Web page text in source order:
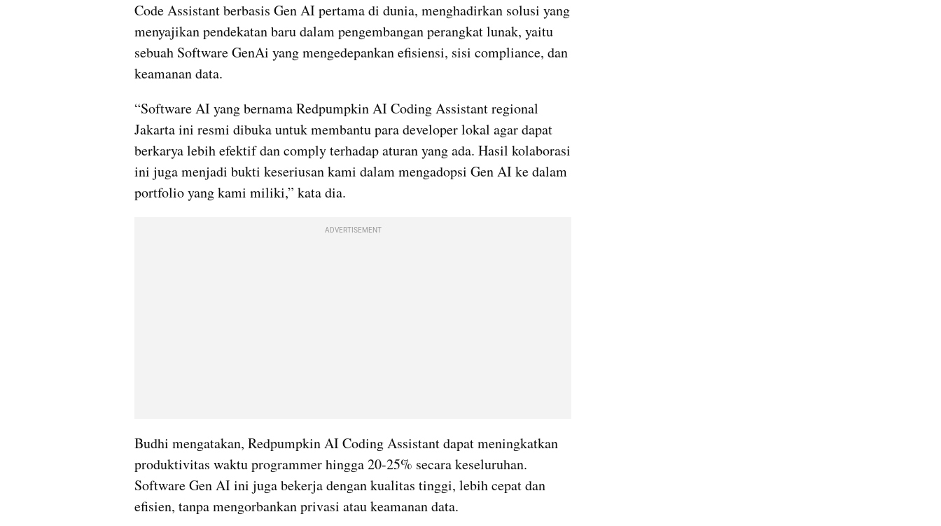
Code Assistant berbasis Gen AI pertama di dunia, menghadirkan solusi yang
menyajikan pendekatan baru dalam pengembangan perangkat lunak, yaitu
sebuah Software GenAi yang mengedepankan efisiensi, sisi compliance, dan
keamanan data.
“Software AI yang bernama Redpumpkin AI Coding Assistant regional
Jakarta ini resmi dibuka untuk membantu para developer lokal agar dapat
berkarya lebih efektif dan comply terhadap aturan yang ada. Hasil kolaborasi
ini juga menjadi bukti keseriusan kami dalam mengadopsi Gen AI ke dalam
portfolio yang kami miliki,” kata dia.
ADVERTISEMENT
Budhi mengatakan, Redpumpkin AI Coding Assistant dapat meningkatkan
produktivitas waktu programmer hingga 20-25% secara keseluruhan.
Software Gen AI ini juga bekerja dengan kualitas tinggi, lebih cepat dan
efisien, tanpa mengorbankan privasi atau keamanan data.